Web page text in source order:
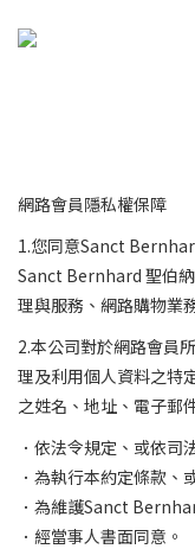
網路會員隱私權保障
1.您同意Sanct
Sanct Bernhard 聖伯
理與服務、網路購物業
2.本公司對於網路會員
理及利用個人資料之特
之姓名、地址、電子郵
．依法令規定、或依司
．為執行本約定條款、
．為維護Sanct
．經當事人書面同意。